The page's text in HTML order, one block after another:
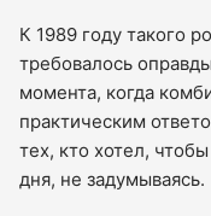
К 1989 году такого
требовалось
момента, когда
практическим
тех, кто хотел,
дня, не задумываясь.